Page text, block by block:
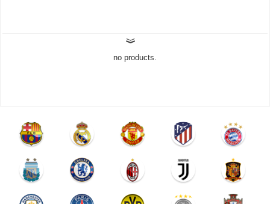
no products.